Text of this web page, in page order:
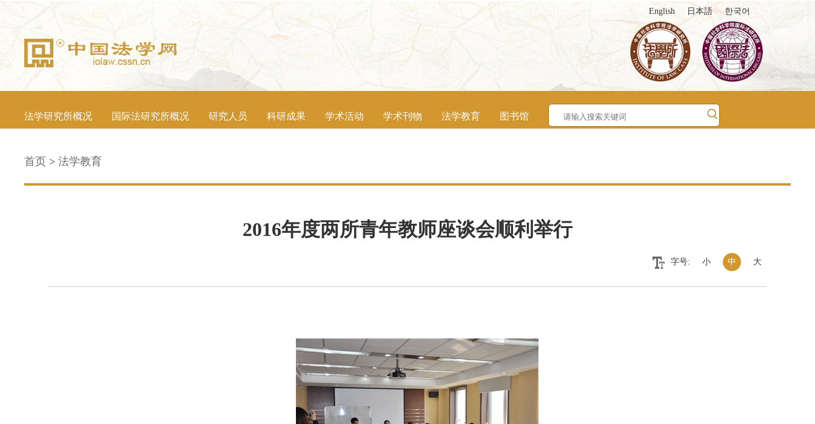
English 日本語 한국어
法学研究所概况 国际法研究所概况 研究人员 科研成果 学术活动 学术刊物 法学教育 图书馆
首页 > 法学教育
2016年度两所青年教师座谈会顺利举行
字号: 小 中 大